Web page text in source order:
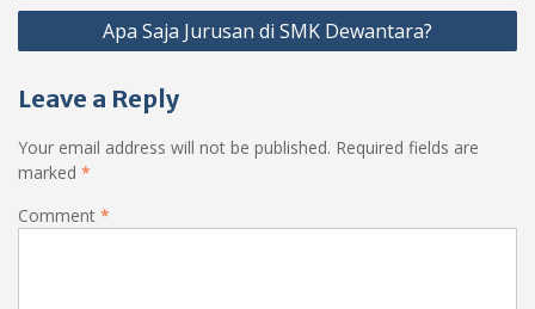
Apa Saja Jurusan di SMK Dewantara?
Leave a Reply
Your email address will not be published. Required fields are
marked *
Comment *